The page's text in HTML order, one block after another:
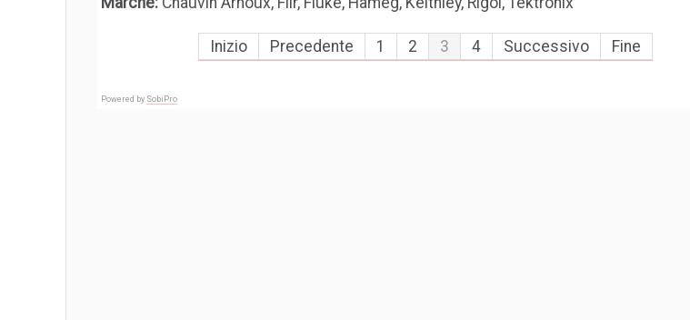
Inizio Precedente 1 2 3 4 Successivo Fine
Powered by SobiPro